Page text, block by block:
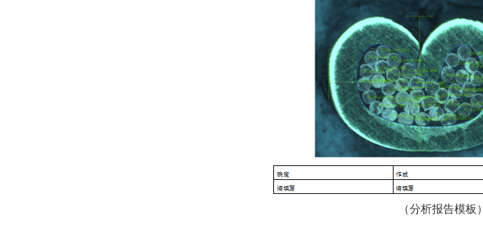
（分析报告模板）